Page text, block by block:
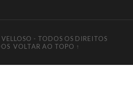
- TODOS OS DIREITOS
VOLTAR AO TOPO ↑